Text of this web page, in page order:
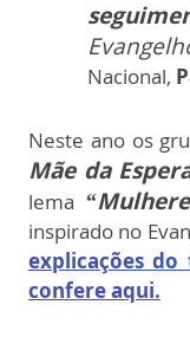
Nacional,
Neste ano os
Mãe da
lema
inspirado no
explicações
confere aqui.